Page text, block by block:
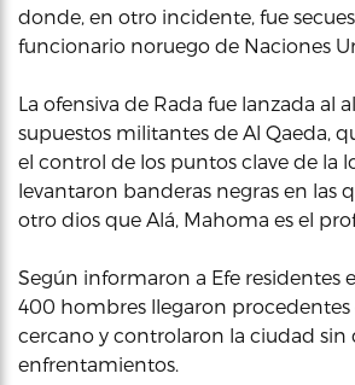
donde, en otro incidente, fue
funcionario noruego de Naciones
La ofensiva de Rada fue lanzada al
supuestos militantes de Al Qaeda,
el control de los puntos clave de la
levantaron banderas negras en las
otro dios que Alá, Mahoma es el
Según informaron a Efe residentes
400 hombres llegaron
cercano y controlaron la ciudad sin
enfrentamientos.